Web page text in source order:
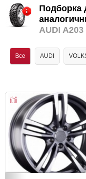
Подборка
AUDI
Все AUDI